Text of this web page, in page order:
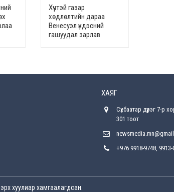
Хүчтэй газар
хөдлөлтийн дараа
Венесуэл үндэсний
гашуудал зарлав
ХАЯГ
Сүхбаатар дүүрэг 7-р
301 тоот
+976 9918-9748,
эрх хуулиар хамгаалагдсан.